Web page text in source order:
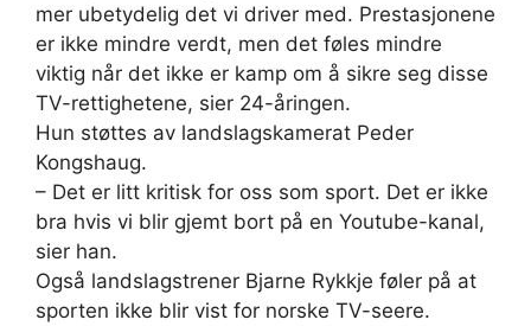
mer ubetydelig det vi driver med. Prestasjonene
er ikke mindre verdt, men det føles mindre
viktig når det ikke er kamp om å sikre seg disse
TV-rettighetene, sier 24-åringen.
Hun støttes av landslagskamerat Peder
Kongshaug.
– Det er litt kritisk for oss som sport. Det er ikke
bra hvis vi blir gjemt bort på en Youtube-kanal,
sier han.
Også landslagstrener Bjarne Rykkje føler på at
sporten ikke blir vist for norske TV-seere.